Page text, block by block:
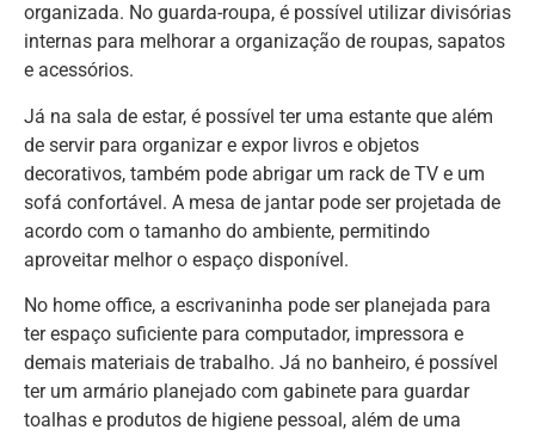
organizada. No guarda-roupa, é possível utilizar divisórias
internas para melhorar a organização de roupas, sapatos
e acessórios.
Já na sala de estar, é possível ter uma estante que além
de servir para organizar e expor livros e objetos
decorativos, também pode abrigar um rack de TV e um
sofá confortável. A mesa de jantar pode ser projetada de
acordo com o tamanho do ambiente, permitindo
aproveitar melhor o espaço disponível.
No home office, a escrivaninha pode ser planejada para
ter espaço suficiente para computador, impressora e
demais materiais de trabalho. Já no banheiro, é possível
ter um armário planejado com gabinete para guardar
toalhas e produtos de higiene pessoal, além de uma